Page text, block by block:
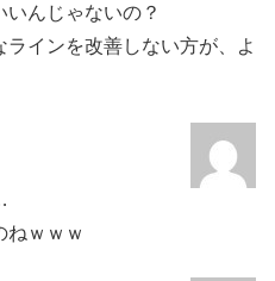
んじゃないの？
インを改善しない方が、よ
ねｗｗｗ